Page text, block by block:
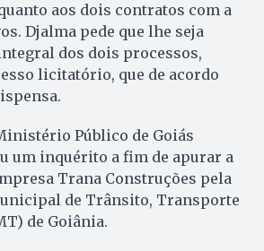
aos dois contratos com a
Djalma pede que lhe seja
dos dois processos,
licitatório, que de acordo
Público de Goiás
um inquérito a fim de apurar a
Trana Construções pela
de Trânsito, Transporte
de Goiânia.